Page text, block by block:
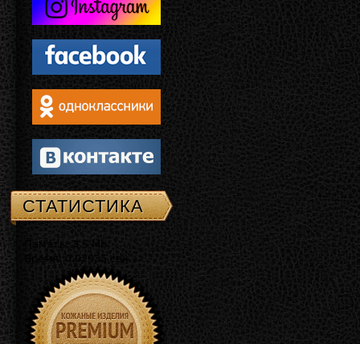
СТАТИСТИКА
Память: 3.5 Mb
Время: 0.02935 сек.